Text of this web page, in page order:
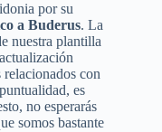
por su
a Buderus. La
nuestra plantilla
con
es
no esperarás
somos bastante